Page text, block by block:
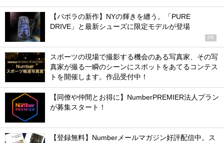
【バボラの新作】NYの輝きを纏う。「PURE
DRIVE」と最新シューズに限定モデルが登場
PR
スポーツの現場で撮影する機会のある写真家、その写
真家が撮る一瞬のシーンにスポットをあてるコンテス
トを開催します。作品受付中！
【同僚や仲間とお得に】NumberPREMIER法人プラン
が募集スタート！
【登録無料】Numberメールマガジン好評配信中。ス